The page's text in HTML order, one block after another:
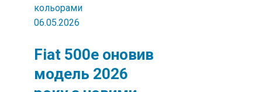
06.05.2026
Fiat 500e оновив
модель 2026